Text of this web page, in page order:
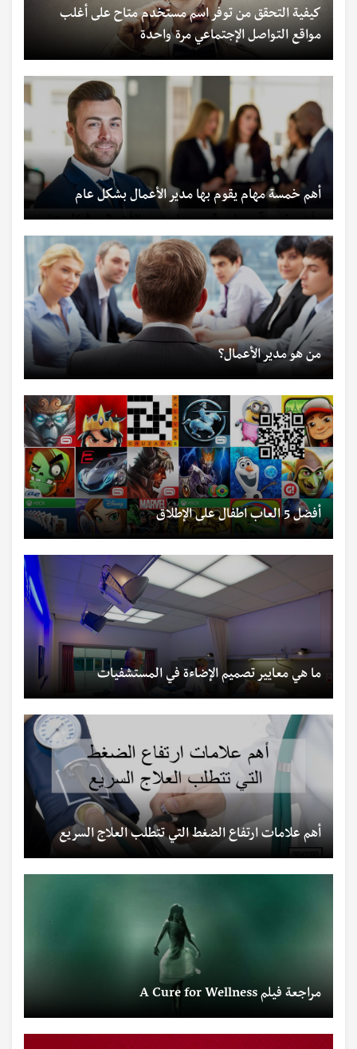
كيفية التحقق من توفر اسم مستخدم متاح على أغلب
مواقع التواصل الإجتماعي مرة واحدة
أهم خمسة مهام يقوم بها مدير الأعمال بشكل عام
من هو مدير الأعمال؟
أفضل 5 العاب اطفال على الإطلاق
ما هي معايير تصميم الإضاءة في المستشفيات
أهم علامات ارتفاع الضغط التي تتطلب العلاج السريع
مراجعة فيلم A Cure for Wellness